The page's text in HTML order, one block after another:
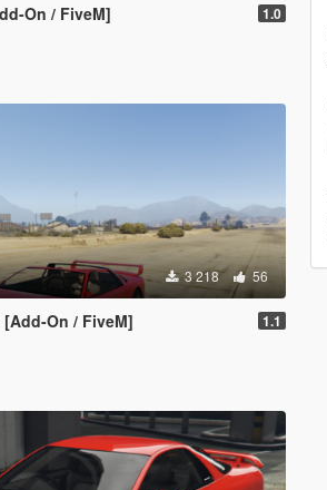
On / FiveM] 1.0
3 218 56
[Add-On / FiveM] 1.1